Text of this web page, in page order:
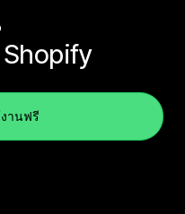
านฟรี